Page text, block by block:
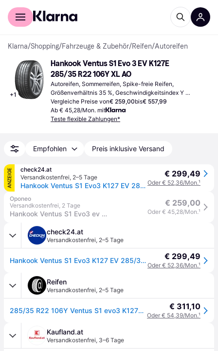
Für Shopper
Klarna/Shopping/Fahrzeuge & Zubehör/Reifen/Autoreifen
+1
Hankook Ventus S1 Evo 3 EV K127E
285/35 R22 106Y XL AO
Autoreifen, Sommerreifen, Spike-freie Reifen,
Größenverhältnis 35 %, Geschwindigkeitsindex Y
(300 km/h)
Vergleiche Preise von€ 259,00bis€ 557,99
Ab € 45,28/Mon. mit
Teste flexible Zahlungen*
Empfohlen Preis inklusive Versand
ANZEIGE
check24.at
Versandkostenfrei, 2–5 Tage
Hankook Ventus S1 Evo3 K127 EV 285/35 R22 106 Y, Sommerreifen
€ 299,49
Oder € 52,36/Mon.¹
Oponeo
Versandkostenfrei, 2 Tage
Hankook Ventus S1 Evo3 ev K127E 285/35 R22 106 Y XL, AO, Sound Absorber
€ 259,00
Oder € 45,28/Mon.¹
check24.at
Versandkostenfrei, 2–5 Tage
Hankook Ventus S1 Evo3 K127 EV 285/35 R22 106 Y, Sommerreifen € 299,49
Oder € 52,36/Mon.¹
Reifen
Versandkostenfrei, 2–5 Tage
285/35 R22 106Y Ventus S1 evo3 K127E ev XL AO FSL € 311,10
Oder € 54,39/Mon.¹
Kaufland.at
Versandkostenfrei, 3–6 Tage